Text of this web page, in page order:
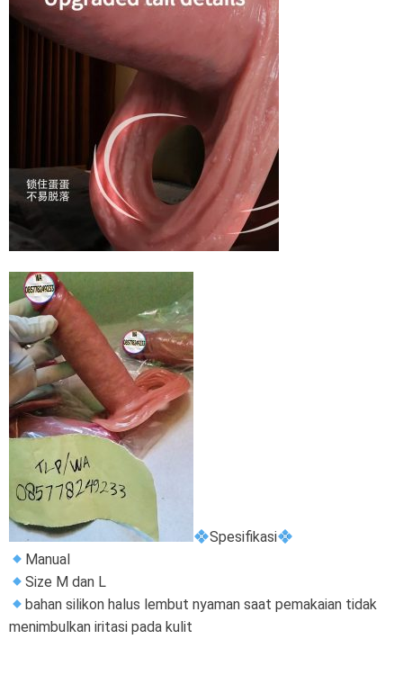
Spesifikasi
Manual
Size M dan L
bahan silikon halus lembut nyaman saat pemakaian tidak
menimbulkan iritasi pada kulit